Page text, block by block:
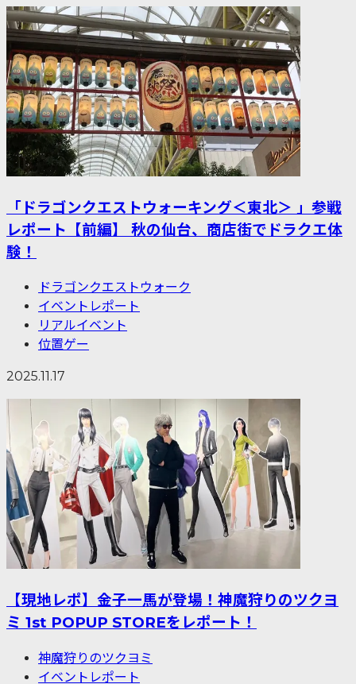
「ドラゴンクエストウォーキング＜東北＞ 」参戦
レポート【前編】 秋の仙台、商店街でドラクエ体
験！
ドラゴンクエストウォーク
イベントレポート
リアルイベント
位置ゲー
2025.11.17
【現地レポ】金子一馬が登場！神魔狩りのツクヨ
ミ 1st POPUP STOREをレポート！
神魔狩りのツクヨミ
イベントレポート